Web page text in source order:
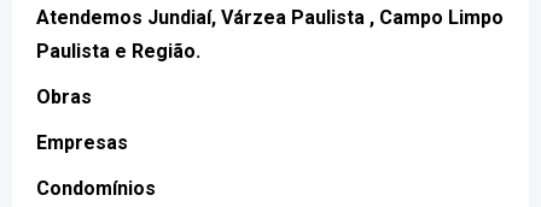
Atendemos Jundiaí, Várzea Paulista , Campo Limpo
Paulista e Região.
Obras
Empresas
Condomínios